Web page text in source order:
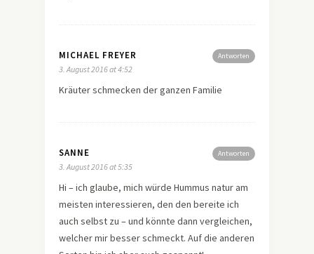
Antworten
MICHAEL FREYER
3. August 2016 at 4:52
Kräuter schmecken der ganzen Familie
Antworten
SANNE
3. August 2016 at 5:35
Hi – ich glaube, mich würde Hummus natur am
meisten interessieren, den den bereite ich
auch selbst zu – und könnte dann vergleichen,
welcher mir besser schmeckt. Auf die anderen